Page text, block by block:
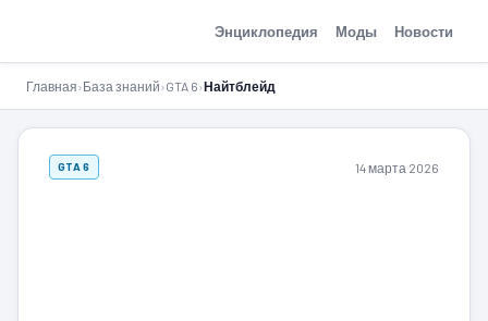
Энциклопедия Моды Новости
Главная›База знаний›GTA 6›Найтблейд
GTA 6 14 марта 2026